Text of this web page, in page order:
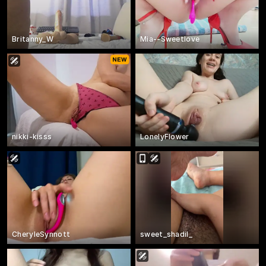
Britanny_W Mia--Sweetlove
nikki-kisss LonelyFlower
CheryleSynnott sweet_shadil_